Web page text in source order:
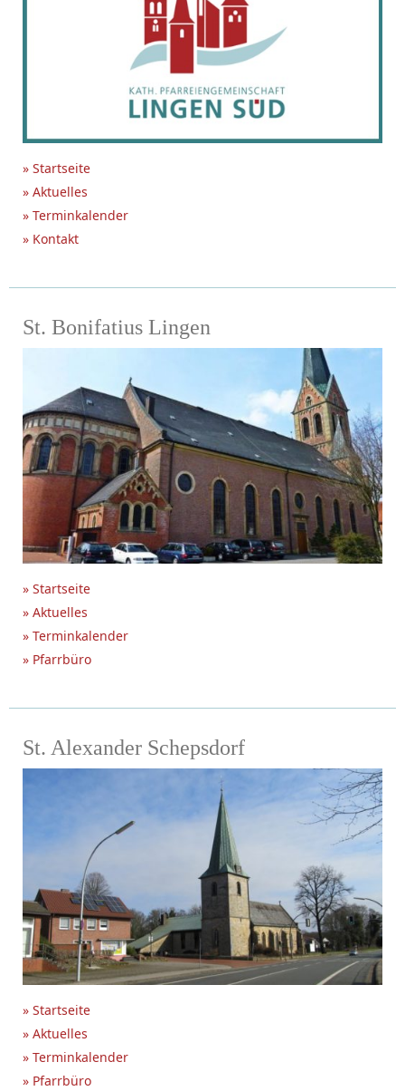
» Startseite
» Aktuelles
» Terminkalender
» Kontakt
St. Bonifatius Lingen
» Startseite
» Aktuelles
» Terminkalender
» Pfarrbüro
St. Alexander Schepsdorf
» Startseite
» Aktuelles
» Terminkalender
» Pfarrbüro